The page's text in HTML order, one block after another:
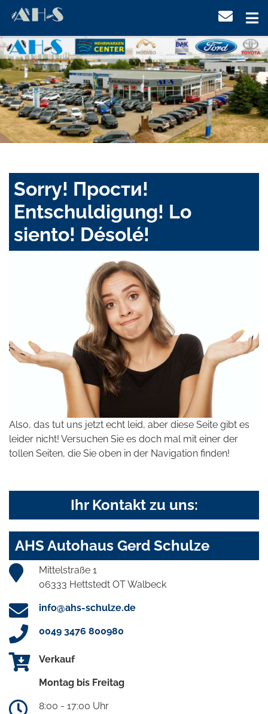
Sorry! Прости!
Entschuldigung! Lo
siento! Désolé!
Also, das tut uns jetzt echt leid, aber diese Seite gibt es
leider nicht! Versuchen Sie es doch mal mit einer der
tollen Seiten, die Sie oben in der Navigation finden!
Ihr Kontakt zu uns:
AHS Autohaus Gerd Schulze
Mittelstraße 1
06333 Hettstedt OT Walbeck
info@ahs-schulze.de
0049 3476 800980
Verkauf
Montag bis Freitag
8:00 - 17:00 Uhr